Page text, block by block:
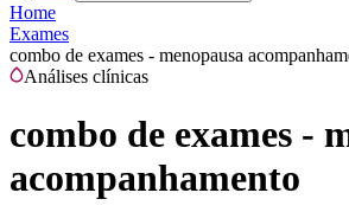
Home
Exames
combo de exames - menopausa
Análises clínicas
combo de exames -
acompanhamento